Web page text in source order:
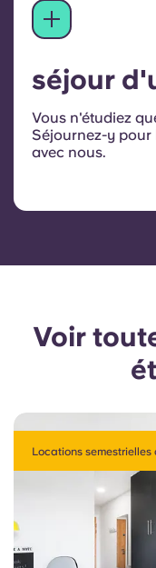
séjour
Vous n'étudiez
Séjournez-y pour
avec nous.
Voir
Locations semestrielles